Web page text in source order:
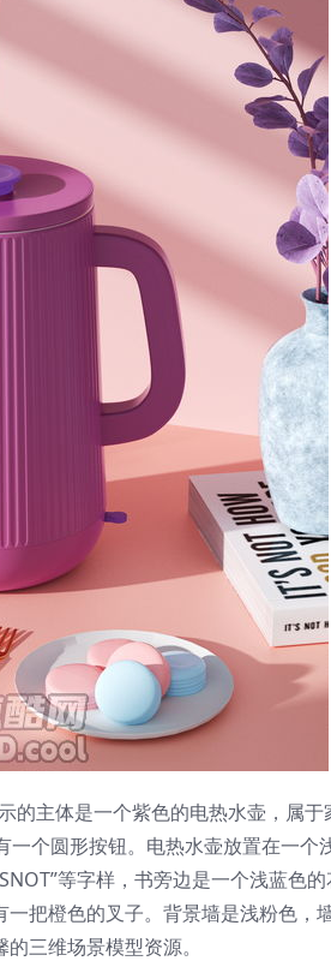
主体是一个紫色的电热水壶，属
个圆形按钮。电热水壶放置在一个
等字样，书旁边是一个浅蓝色
把橙色的叉子。背景墙是浅粉色，
三维场景模型资源。